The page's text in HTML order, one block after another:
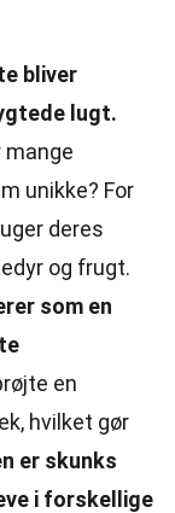
bliver
lugt.
mange
unikke? For
deres
og frugt.
som en
en
hvilket gør
er skunks
i forskellige